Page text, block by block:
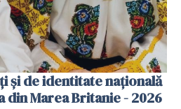
și de identitate națională
Marea Britanie - 2026